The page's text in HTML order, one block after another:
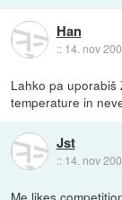
Han
:: 14. nov
Lahko pa uporabiš
temperature in
Jst
:: 14. nov
Me likes